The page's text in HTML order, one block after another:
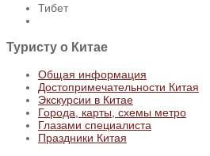
Тибет
Туристу о Китае
Общая информация
Достопримечательности Китая
Экскурсии в Китае
Города, карты, схемы метро
Глазами специалиста
Праздники Китая